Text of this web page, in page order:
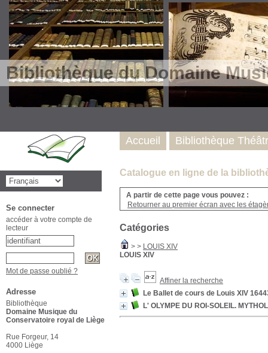
Bibliothèque du Domaine
Catalogue en ligne de la
A partir de cette page vous pouvez :
Retourner au premier écran avec les
Catégories
> > LOUIS XIV
LOUIS XIV
Affiner la recherche
Le Ballet de cours de Louis XIV
L' OLYMPE DU ROI-SOLEIL.
Accueil Bibliothèque
Se connecter
accéder à votre compte de
lecteur
Mot de passe oublié ?
Adresse
Bibliothèque
Domaine Musique du
Conservatoire royal de Liège
Rue Forgeur, 14
4000 Liège